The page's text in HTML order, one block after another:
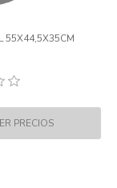
55X44,5X35CM